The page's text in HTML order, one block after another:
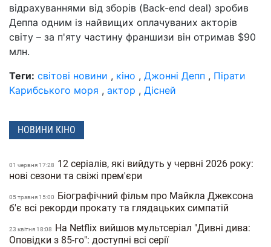
відрахуваннями від зборів (Back-end deal) зробив
Деппа одним із найвищих оплачуваних акторів
світу – за п'яту частину франшизи він отримав $90
млн.
Теги: світові новини , кіно , Джонні Депп , Пірати
Карибського моря , актор , Дісней
НОВИНИ КІНО
01 червня 17:28
12 серіалів, які вийдуть у червні 2026 року:
нові сезони та свіжі прем'єри
05 травня 15:00
Біографічний фільм про Майкла Джексона
б'є всі рекорди прокату та глядацьких симпатій
23 квiтня 18:08
На Netflix вийшов мультсеріал "Дивні дива:
Оповідки з 85-го": доступні всі серії